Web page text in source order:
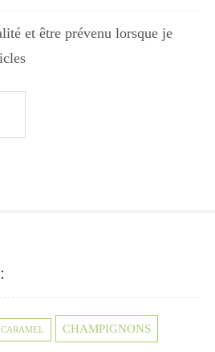
et être prévenu lorsque je
CARAMEL CHAMPIGNONS